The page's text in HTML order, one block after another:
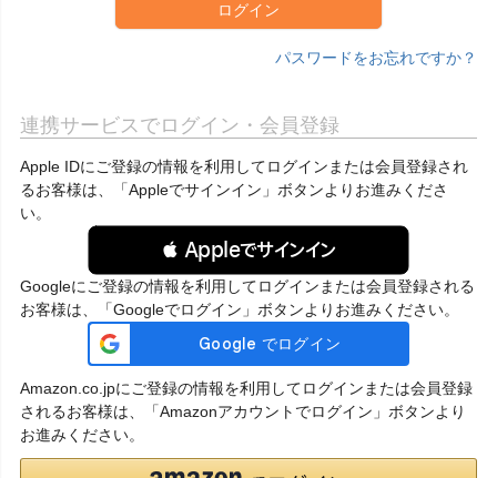
ログイン
パスワードをお忘れですか？
連携サービスでログイン・会員登録
Apple IDにご登録の情報を利用してログインまたは会員登録され
るお客様は、「Appleでサインイン」ボタンよりお進みくださ
い。
 Appleでサインイン
Googleにご登録の情報を利用してログインまたは会員登録される
お客様は、「Googleでログイン」ボタンよりお進みください。
Amazon.co.jpにご登録の情報を利用してログインまたは会員登録
されるお客様は、「Amazonアカウントでログイン」ボタンより
お進みください。